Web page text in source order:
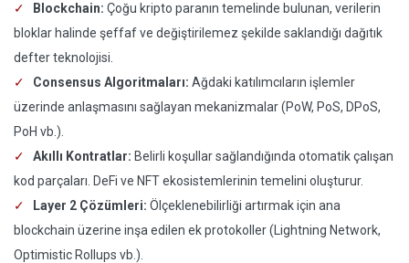
Blockchain: Çoğu kripto paranın temelinde bulunan, verilerin
bloklar halinde şeffaf ve değiştirilemez şekilde saklandığı dağıtık
defter teknolojisi.
Consensus Algoritmaları: Ağdaki katılımcıların işlemler
üzerinde anlaşmasını sağlayan mekanizmalar (PoW, PoS, DPoS,
PoH vb.).
Akıllı Kontratlar: Belirli koşullar sağlandığında otomatik çalışan
kod parçaları. DeFi ve NFT ekosistemlerinin temelini oluşturur.
Layer 2 Çözümleri: Ölçeklenebilirliği artırmak için ana
blockchain üzerine inşa edilen ek protokoller (Lightning Network,
Optimistic Rollups vb.).